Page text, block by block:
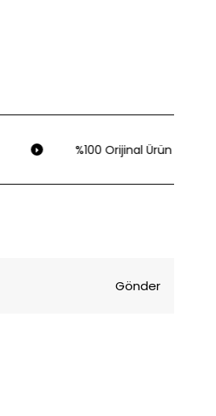
%100 Orijinal Ürün
Gönder